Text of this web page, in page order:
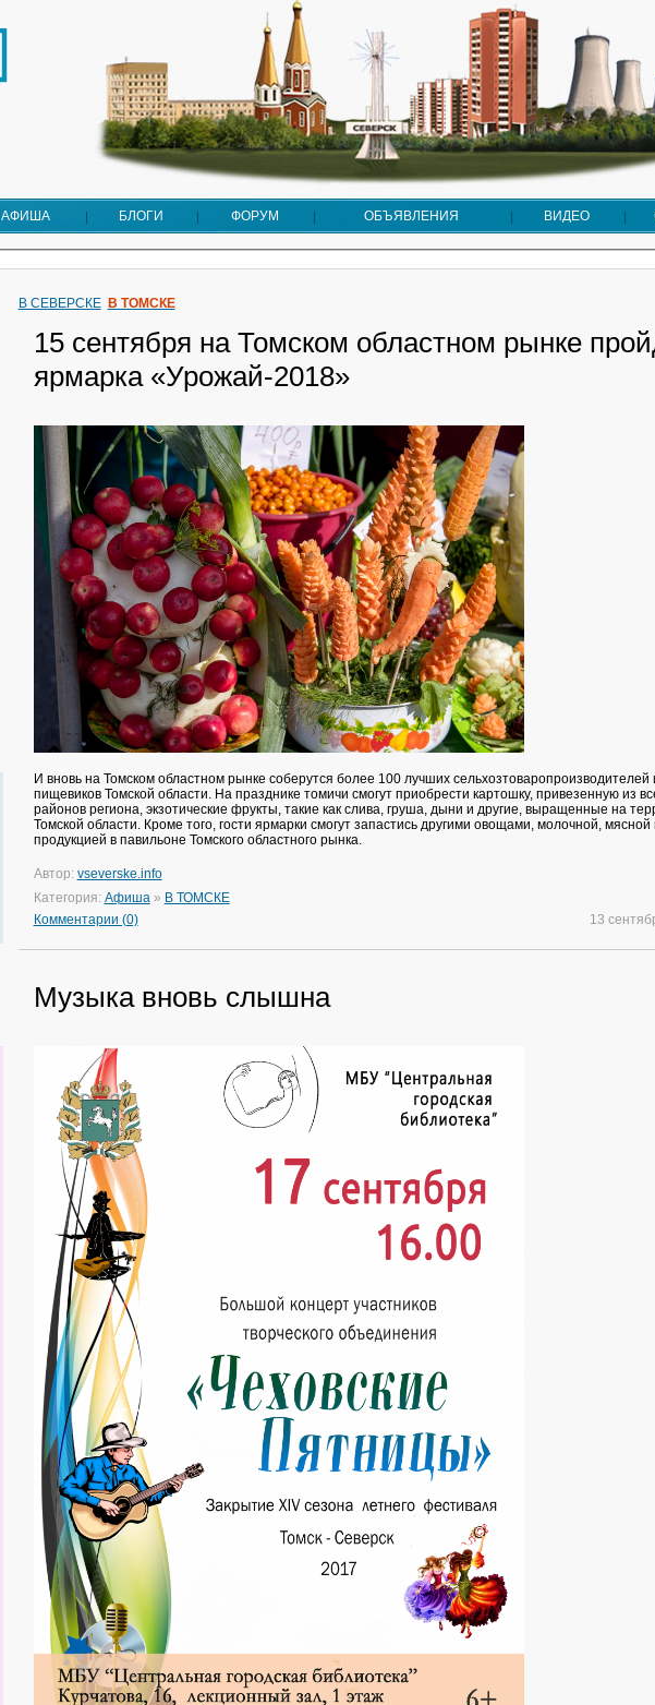
АФИША БЛОГИ ФОРУМ ОБЪЯВЛЕНИЯ ВИДЕО
В СЕВЕРСКЕ В ТОМСКЕ
15 сентября на Томском областном рынке
ярмарка «Урожай-2018»
И вновь на Томском областном рынке соберутся более 100 лучших сельхозтоваропроизводителей
пищевиков Томской области. На празднике томичи смогут приобрести картошку, привезенную из
районов региона, экзотические фрукты, такие как слива, груша, дыни и другие, выращенные на
Томской области. Кроме того, гости ярмарки смогут запастись другими овощами, молочной,
продукцией в павильоне Томского областного рынка.
Автор: vseverske.info
Категория: Афиша » В ТОМСКЕ
Комментарии (0)
13
Музыка вновь слышна